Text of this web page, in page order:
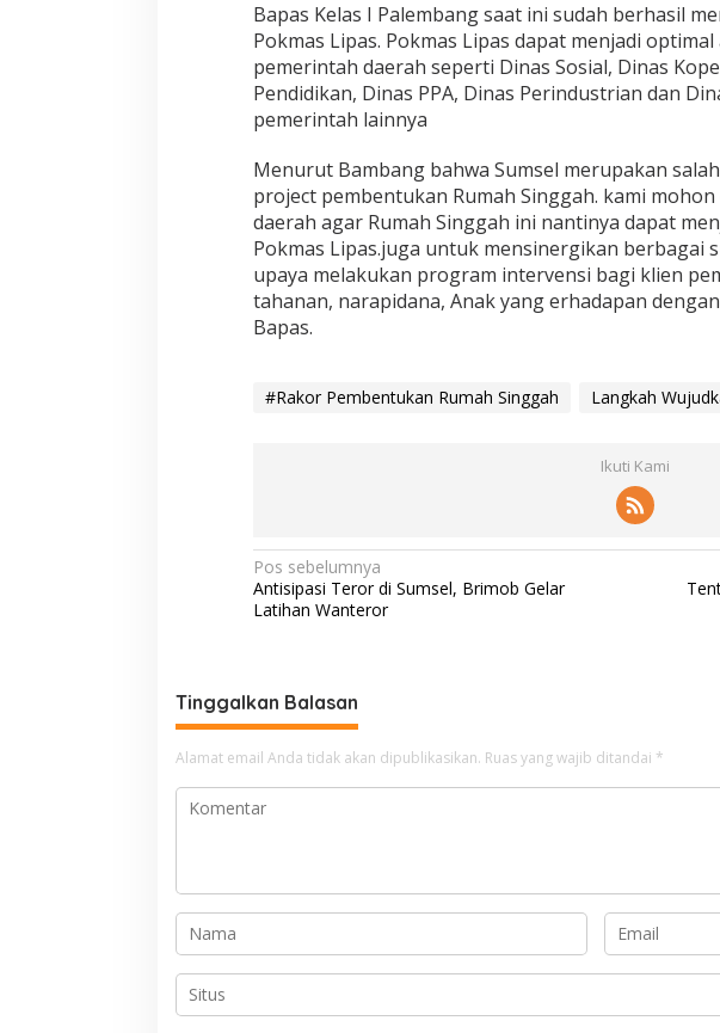
Bapas Kelas I Palembang saat ini sudah berhasil
Pokmas Lipas. Pokmas Lipas dapat menjadi
pemerintah daerah seperti Dinas Sosial, Dinas
Pendidikan, Dinas PPA, Dinas Perindustrian dan
pemerintah lainnya
Menurut Bambang bahwa Sumsel merupakan
project pembentukan Rumah Singgah. kami
daerah agar Rumah Singgah ini nantinya dapat
Pokmas Lipas.juga untuk mensinergikan berbagai
upaya melakukan program intervensi bagi klien
tahanan, narapidana, Anak yang erhadapan
Bapas.
#Rakor Pembentukan Rumah Singgah Langkah
Ikuti Kami
N
a
g
a
s
i
s
Pos sebelumnya
Antisipasi Teror di Sumsel, Brimob Gelar
Latihan Wanteror
Tinggalkan Balasan
Alamat email Anda tidak akan dipublikasikan. Ruas yang wajib ditandai *